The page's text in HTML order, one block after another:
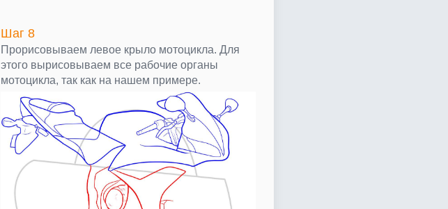
Шаг 8
Прорисовываем левое крыло мотоцикла. Для
этого вырисовываем все рабочие органы
мотоцикла, так как на нашем примере.